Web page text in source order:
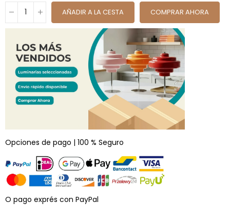
AÑADIR A LA CESTA COMPRAR AHORA
Opciones de pago | 100 % Seguro
O pago exprés con PayPal